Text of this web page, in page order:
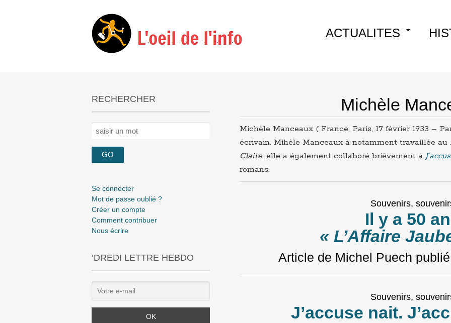
Skip
ACTUALITES
Michèle
Michèle Manceaux ( France, Paris, 17 février 1933 –
écrivain. Mihèle Manceaux à notamment travaillée au
Claire, elle a également collaboré brièvement à
romans.
Souvenirs,
Il y a 50
« L’Affaire
Article de Michel Puech
Souvenirs,
J’accuse nait.
RECHERCHER
Rechercher :
Se connecter
Mot de passe oublié ?
Créer un compte
Comment contribuer
Nous écrire
‘DREDI LETTRE HEBDO